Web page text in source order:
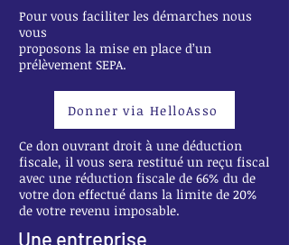
Pour vous faciliter les démarches nous
vous
proposons la mise en place d’un
prélèvement SEPA.
Donner via HelloAsso
Ce don ouvrant droit à une déduction
fiscale, il vous sera restitué un reçu fiscal
avec une réduction fiscale de 66% du de
votre don effectué dans la limite de 20%
de votre revenu imposable.
Une entreprise